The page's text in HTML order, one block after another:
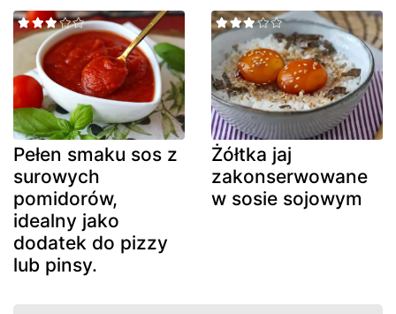
Pełen smaku sos z
surowych
pomidorów,
idealny jako
dodatek do pizzy
lub pinsy.
Żółtka jaj
zakonserwowane
w sosie sojowym